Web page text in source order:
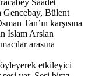
Bülent
Tan’ın karşısına
İslam Arslan
arasına
etkileyici